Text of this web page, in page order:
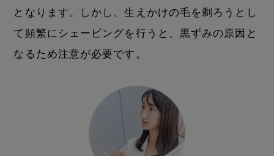
となります。しかし、生えかけの毛を剃ろうとし
て頻繁にシェービングを行うと、黒ずみの原因と
なるため注意が必要です。